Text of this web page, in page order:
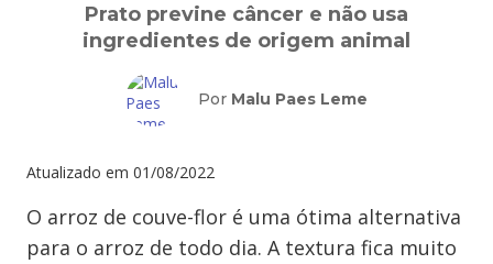
Prato previne câncer e não usa
ingredientes de origem animal
Por Malu Paes Leme
Atualizado em 01/08/2022
O arroz de couve-flor é uma ótima alternativa
para o arroz de todo dia. A textura fica muito